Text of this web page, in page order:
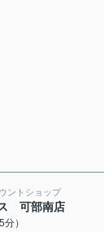
ントショップ
可部南店
）